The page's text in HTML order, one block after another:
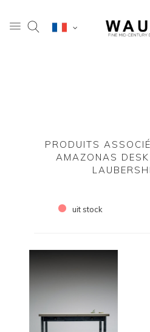
PRODUITS
AMAZONAS
uit stock